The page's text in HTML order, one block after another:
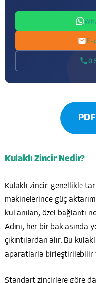
E-
0
Kulaklı Zincir Nedir?
Kulaklı zincir, genellikle
makinelerinde güç
kullanılan, özel bağlantı
Adını, her bir baklasında
çıkıntılardan alır. Bu
aparatlarla birleştirilebilir
Standart zincirlere göre